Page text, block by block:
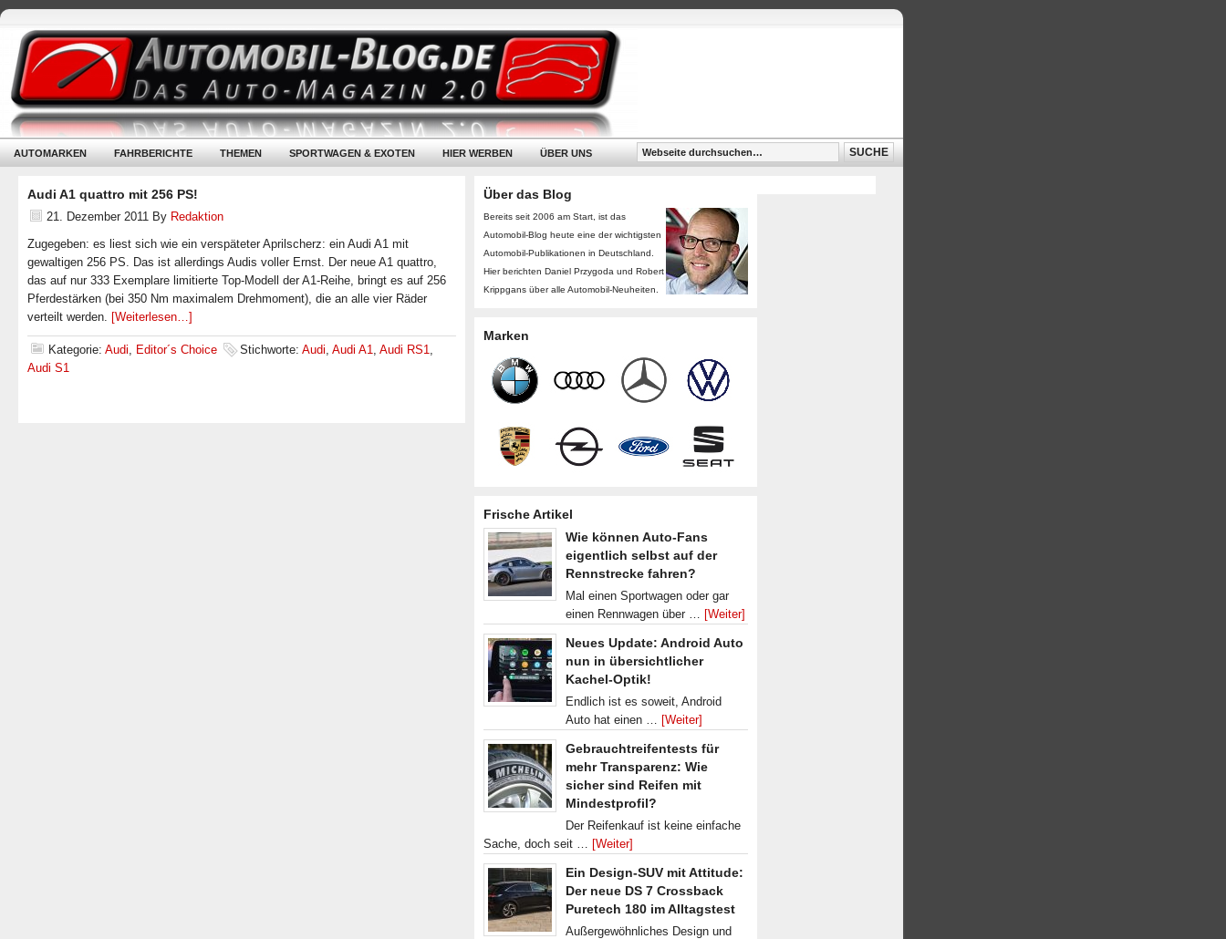
AUTOMARKEN FAHRBERICHTE THEMEN SPORTWAGEN & EXOTEN HIER WERBEN ÜBER UNS
Audi A1 quattro mit 256 PS!
21. Dezember 2011 By Redaktion
Zugegeben: es liest sich wie ein verspäteter Aprilscherz: ein Audi A1 mit
gewaltigen 256 PS. Das ist allerdings Audis voller Ernst. Der neue A1 quattro,
das auf nur 333 Exemplare limitierte Top-Modell der A1-Reihe, bringt es auf 256
Pferdestärken (bei 350 Nm maximalem Drehmoment), die an alle vier Räder
verteilt werden. [Weiterlesen…]
Kategorie: Audi, Editor´s Choice Stichworte: Audi, Audi A1, Audi RS1,
Audi S1
Über das Blog
Bereits seit 2006 am Start, ist das
Automobil-Blog heute eine der wichtigsten
Automobil-Publikationen in Deutschland.
Hier berichten Daniel Przygoda und Robert
Krippgans über alle Automobil-Neuheiten.
Marken
Frische Artikel
Wie können Auto-Fans
eigentlich selbst auf der
Rennstrecke fahren?
Mal einen Sportwagen oder gar
einen Rennwagen über … [Weiter]
Neues Update: Android Auto
nun in übersichtlicher
Kachel-Optik!
Endlich ist es soweit, Android
Auto hat einen … [Weiter]
Gebrauchtreifentests für
mehr Transparenz: Wie
sicher sind Reifen mit
Mindestprofil?
Der Reifenkauf ist keine einfache
Sache, doch seit … [Weiter]
Ein Design-SUV mit Attitude:
Der neue DS 7 Crossback
Puretech 180 im Alltagstest
Außergewöhnliches Design und